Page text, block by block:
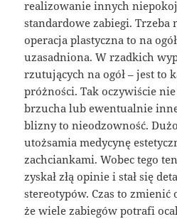
realizowanie innych
standardowe zabiegi. Trzeba
operacja plastyczna to na
uzasadniona. W rzadkich
rzutujących na ogół – jest to
próżności. Tak oczywiście
brzucha lub ewentualnie
blizny to nieodzowność.
utożsamia medycynę
zachciankami. Wobec tego
zyskał złą opinie i stał się
stereotypów. Czas to zmienić
że wiele zabiegów potrafi